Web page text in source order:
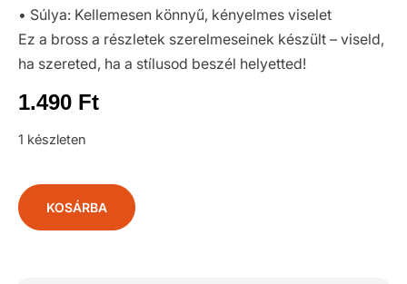
• Súlya: Kellemesen könnyű, kényelmes viselet
Ez a bross a részletek szerelmeseinek készült – viseld,
ha szereted, ha a stílusod beszél helyetted!
1.490 Ft
1 készleten
KOSÁRBA